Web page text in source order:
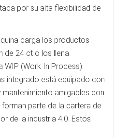
por su alta flexibilidad de
carga los productos
de 24 ct o los llena
WIP (Work In Process).
integrado está equipado con
amigables con
parte de la cartera de
de la industria 4.0. Estos